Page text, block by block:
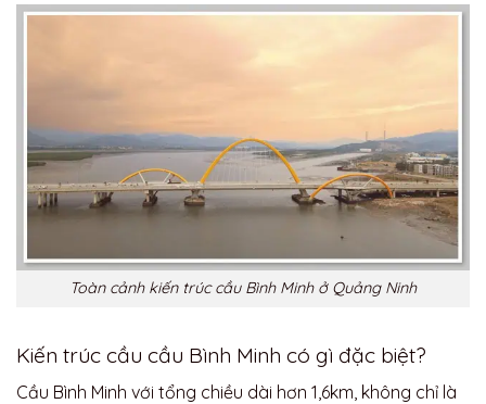
Toàn cảnh kiến trúc cầu Bình Minh ở Quảng Ninh
Kiến trúc cầu cầu Bình Minh có gì đặc biệt?
Cầu Bình Minh với tổng chiều dài hơn 1,6km, không chỉ là